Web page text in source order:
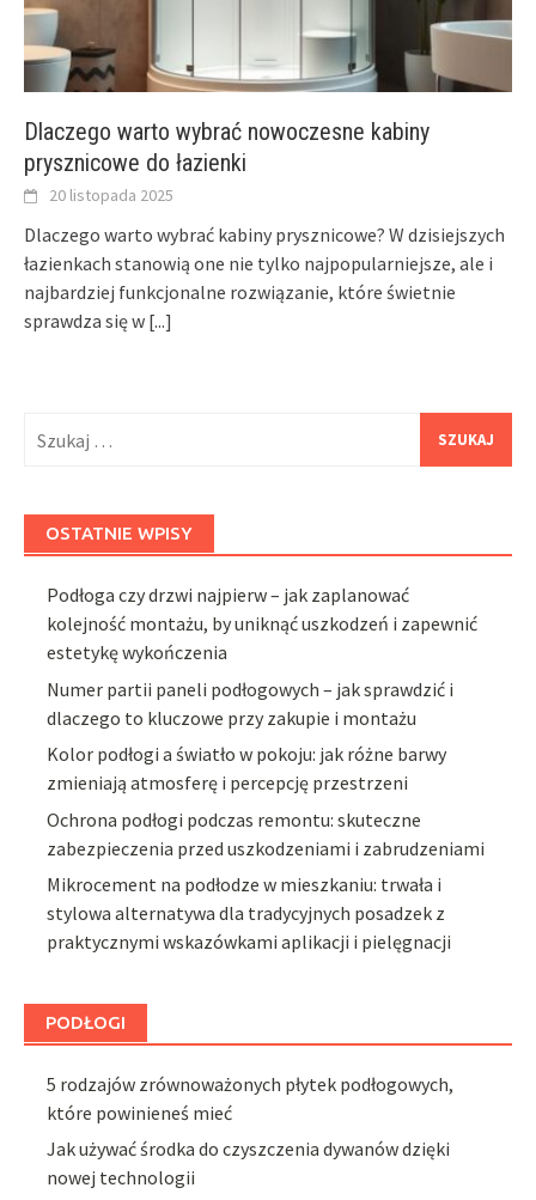
Dlaczego warto wybrać nowoczesne kabiny
prysznicowe do łazienki
20 listopada 2025
Dlaczego warto wybrać kabiny prysznicowe? W dzisiejszych
łazienkach stanowią one nie tylko najpopularniejsze, ale i
najbardziej funkcjonalne rozwiązanie, które świetnie
sprawdza się w [...]
OSTATNIE WPISY
Podłoga czy drzwi najpierw – jak zaplanować
kolejność montażu, by uniknąć uszkodzeń i zapewnić
estetykę wykończenia
Numer partii paneli podłogowych – jak sprawdzić i
dlaczego to kluczowe przy zakupie i montażu
Kolor podłogi a światło w pokoju: jak różne barwy
zmieniają atmosferę i percepcję przestrzeni
Ochrona podłogi podczas remontu: skuteczne
zabezpieczenia przed uszkodzeniami i zabrudzeniami
Mikrocement na podłodze w mieszkaniu: trwała i
stylowa alternatywa dla tradycyjnych posadzek z
praktycznymi wskazówkami aplikacji i pielęgnacji
PODŁOGI
5 rodzajów zrównoważonych płytek podłogowych,
które powinieneś mieć
Jak używać środka do czyszczenia dywanów dzięki
nowej technologii